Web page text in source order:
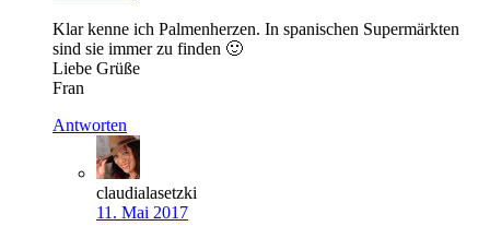
Klar kenne ich Palmenherzen. In spanischen Supermärkten
sind sie immer zu finden 🙂
Liebe Grüße
Fran
Antworten
claudialasetzki
11. Mai 2017